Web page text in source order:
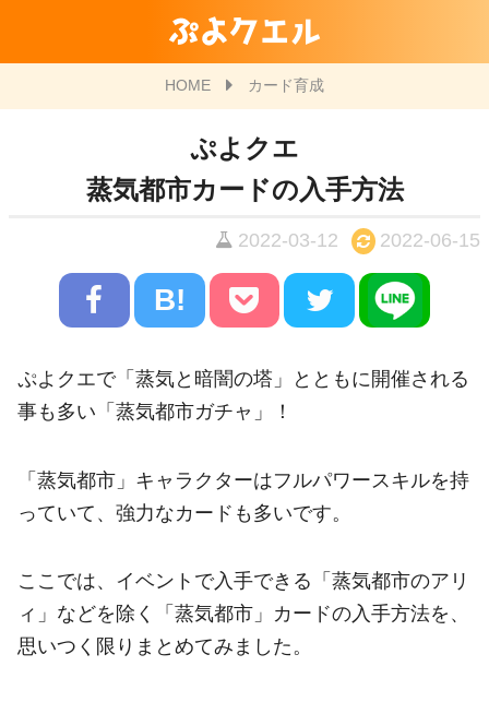
ぷよクエル
HOME カード育成
ぷよクエ
蒸気都市カードの入手方法
2022-03-12 2022-06-15
B!
ぷよクエで「蒸気と暗闇の塔」とともに開催される
事も多い「蒸気都市ガチャ」！
「蒸気都市」キャラクターはフルパワースキルを持
っていて、強力なカードも多いです。
ここでは、イベントで入手できる「蒸気都市のアリ
ィ」などを除く「蒸気都市」カードの入手方法を、
思いつく限りまとめてみました。